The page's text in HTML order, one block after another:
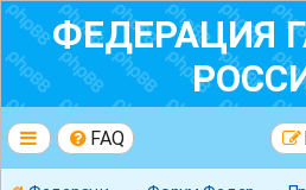
ФЕДЕРАЦИЯ
FAQ